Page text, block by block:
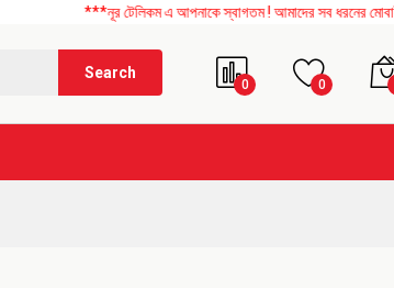
***নূর টেলিকম এ আপনাকে স্বাগতম ! আমাদের সব ধরনের মোবাইল
Search
0 0